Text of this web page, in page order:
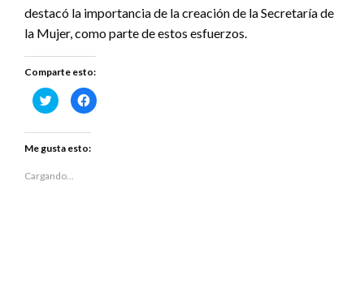
destacó la importancia de la creación de la Secretaría de
la Mujer, como parte de estos esfuerzos.
Comparte esto:
Haz
clic
en
Twitter
(Se
en
Haz
clic
Me gusta esto:
Cargando...